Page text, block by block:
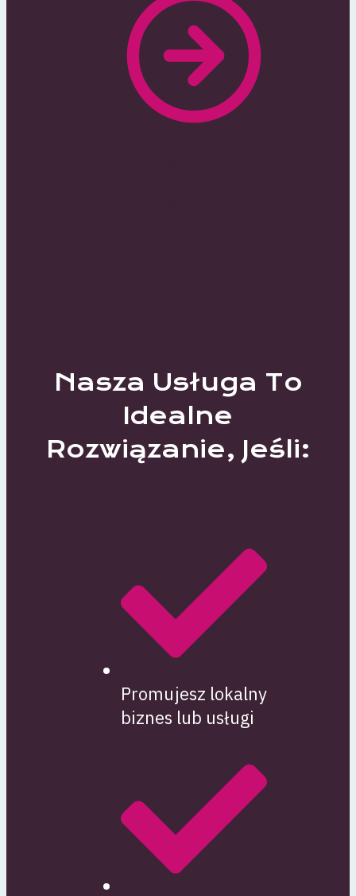
Nasza Usługa To
Idealne
Rozwiązanie, Jeśli:
Promujesz lokalny
biznes lub usługi